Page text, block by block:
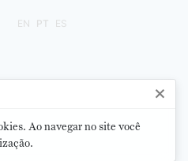
EN PT ES
×
Ao navegar no site você